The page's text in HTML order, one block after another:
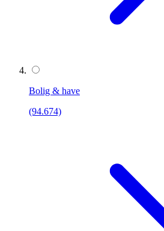
Bolig & have
(94.674)